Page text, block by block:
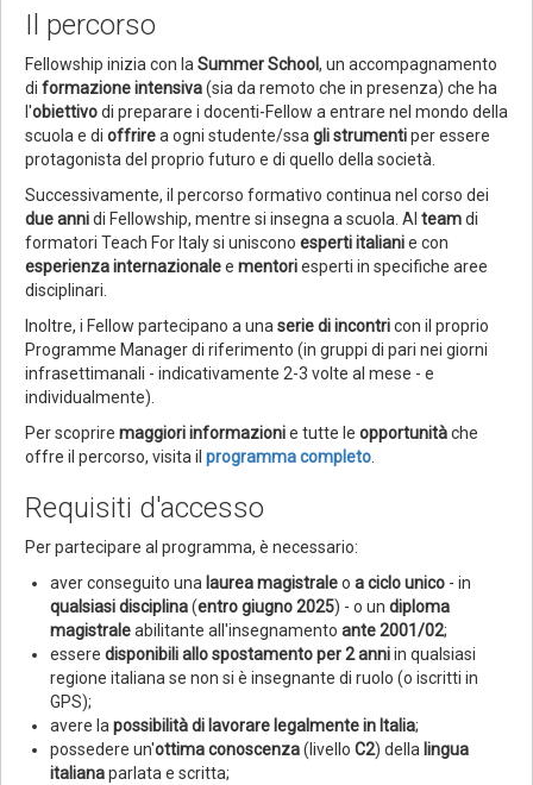
Il percorso
Fellowship inizia con la Summer School, un accompagnamento
di formazione intensiva(sia da remoto che in presenza) che ha
l'obiettivodi preparare i docenti-Fellow a entrare nel mondo della
scuola e di offrirea ogni studente/ssa gli strumentiper essere
protagonista del proprio futuro e di quello della società.
Successivamente, il percorso formativo continua nel corso dei
due annidi Fellowship, mentre si insegna a scuola. Al teamdi
formatori Teach For Italy si uniscono esperti italianie con
esperienza internazionalee mentoriesperti in specifiche aree
disciplinari.
Inoltre, i Fellow partecipano a una serie di incontricon il proprio
Programme Manager di riferimento (in gruppi di pari nei giorni
infrasettimanali - indicativamente 2-3 volte al mese - e
individualmente).
Per scoprire maggiori informazionie tutte le opportunitàche
offre il percorso, visita il programma completo
Requisiti d'accesso
Per partecipare al programma, è necessario:
aver conseguito una laurea magistraleo aciclo unico - in
qualsiasi disciplina(entro giugno 2025) - o un diploma
magistraleabilitante all'insegnamento ante 2001/02;
essere disponibili allo spostamento per 2 anniin qualsiasi
regione italiana se non si è insegnante di ruolo (o iscritti in
GPS);
avere la possibilità di lavorare legalmente in Italia;
possedere un'ottima conoscenza(livello C2) della lingua
italianaparlata e scritta;